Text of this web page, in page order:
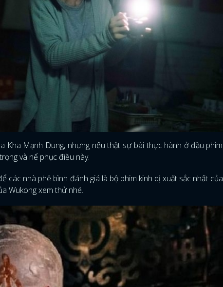
Kha Mạnh Dung, nhưng nếu thật sự bài thực hành ở đầu phim
và nể phục điều này.
các nhà phê bình đánh giá là bộ phim kinh dị xuất sắc nhất của
Wukong xem thử nhé.